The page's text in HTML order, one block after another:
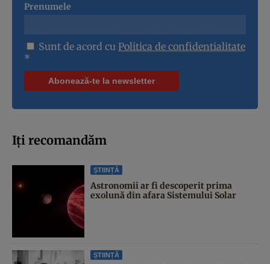
Prenumele
Sunt de acord cu Politica de confidentialitate
*
Iți recomandăm
ȘTIINȚĂ
Astronomii ar fi descoperit prima
exolună din afara Sistemului Solar
ȘTIINȚĂ